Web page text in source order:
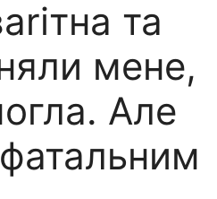
та
мене,
Але